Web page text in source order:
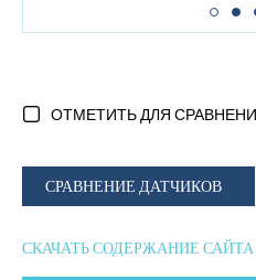
ОТМЕТИТЬ ДЛЯ
СРАВНЕНИЕ ДАТЧИКОВ
СКАЧАТЬ СОДЕРЖАНИЕ